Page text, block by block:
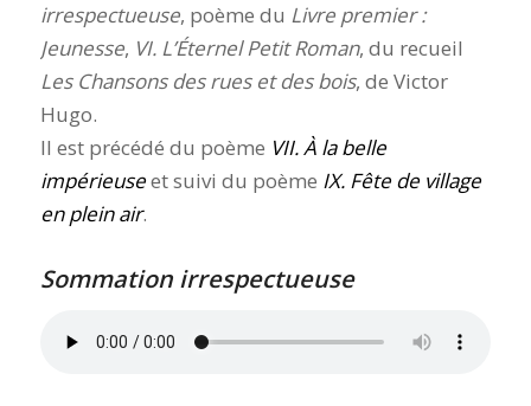
irrespectueuse, poème du Livre premier :
Jeunesse, VI. L’Éternel Petit Roman, du recueil
Les Chansons des rues et des bois, de Victor
Hugo.
Il est précédé du poème VII. À la belle
impérieuseet suivi du poème IX. Fête de village
en plein air.
Sommation irrespectueuse